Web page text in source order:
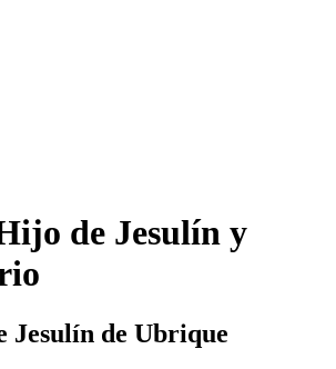
de Jesulín y
Jesulín de Ubrique